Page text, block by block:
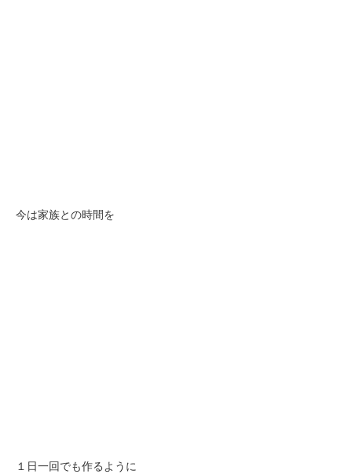
今は家族との時間を
１日一回でも作るように